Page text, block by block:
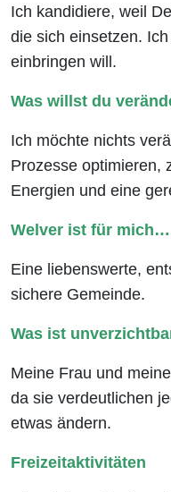
Ich kandidiere, weil
die sich einsetzen.
einbringen will.
Was willst du
Ich möchte nichts
Prozesse optimieren,
Energien und eine
Welver ist für mich…
Eine liebenswerte,
sichere Gemeinde.
Was ist
Meine Frau und
da sie verdeutlichen
etwas ändern.
Freizeitaktivitäten